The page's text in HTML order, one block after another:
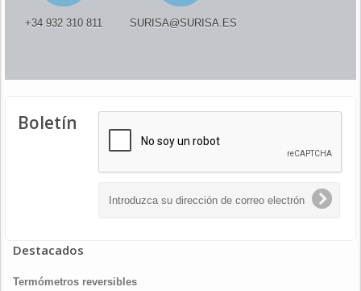
+34 932 310 811 SURISA@SURISA.ES
Boletín
Destacados
Termómetros reversibles